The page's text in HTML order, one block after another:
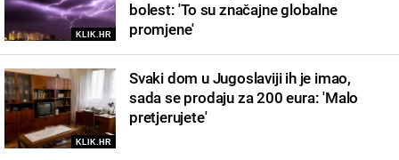
KLIK.HR
bolest: 'To su značajne globalne
promjene'
KLIK.HR
Svaki dom u Jugoslaviji ih je imao,
sada se prodaju za 200 eura: 'Malo
pretjerujete'